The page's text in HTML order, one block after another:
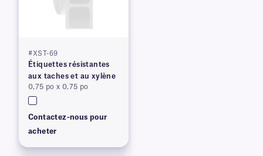
#XST-69
Étiquettes résistantes
aux taches et au xylène
0,75 po x 0,75 po
Contactez-nous pour
acheter